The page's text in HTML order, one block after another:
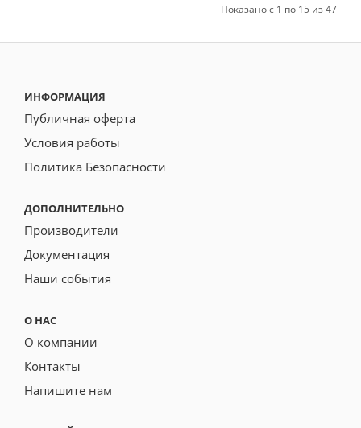
Показано с 1 по 15 из 47
ИНФОРМАЦИЯ
Публичная оферта
Условия работы
Политика Безопасности
ДОПОЛНИТЕЛЬНО
Производители
Документация
Наши события
О НАС
О компании
Контакты
Напишите нам